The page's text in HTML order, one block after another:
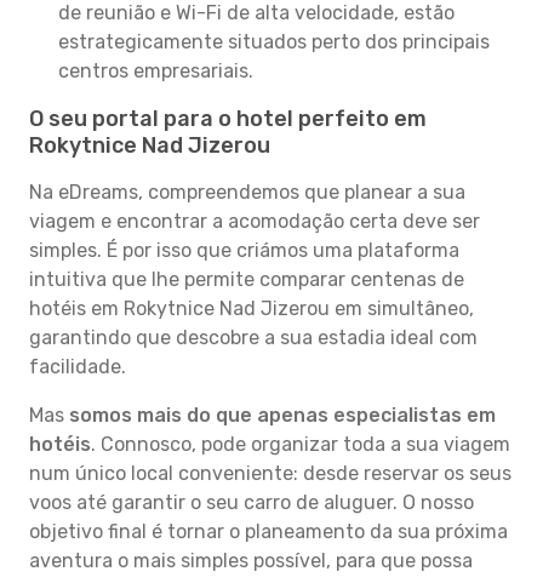
de reunião e Wi-Fi de alta velocidade, estão
estrategicamente situados perto dos principais
centros empresariais.
O seu portal para o hotel perfeito em
Rokytnice Nad Jizerou
Na eDreams, compreendemos que planear a sua
viagem e encontrar a acomodação certa deve ser
simples. É por isso que criámos uma plataforma
intuitiva que lhe permite comparar centenas de
hotéis em Rokytnice Nad Jizerou em simultâneo,
garantindo que descobre a sua estadia ideal com
facilidade.
Mas somos mais do que apenas especialistas em
hotéis. Connosco, pode organizar toda a sua viagem
num único local conveniente: desde reservar os seus
voos até garantir o seu carro de aluguer. O nosso
objetivo final é tornar o planeamento da sua próxima
aventura o mais simples possível, para que possa